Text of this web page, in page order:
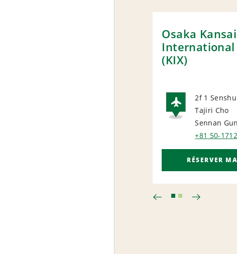
Osaka Kansai
(KIX)
2f 1
Tajiri Cho
Sennan
+81 50-
RÉSERVER